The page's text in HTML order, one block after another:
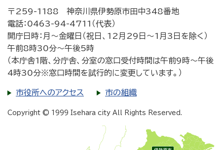
〒259-1188 神奈川県伊勢原市田中348番地
電話：0463-94-4711（代表）
開庁日時：月～金曜日（祝日、12月29日～1月3日を除く）
午前8時30分～午後5時
（本庁舎1階、分庁舎、分室の窓口受付時間は午前9時～午後
4時30分※窓口時間を試行的に変更しています。）
市役所へのアクセス 市の組織
Copyright © 1999 Isehara city All Rights Reserved.